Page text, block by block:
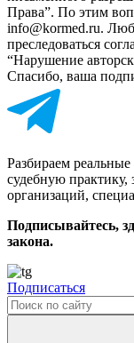
Права”. По этим
info@kormed.ru.
преследоваться
“Нарушение
Спасибо, ваша
Разбираем реальные
судебную
организаций,
Подписывайтесь,
закона.
Подписаться